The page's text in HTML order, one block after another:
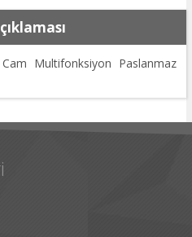
Multifonksiyon Paslanmaz